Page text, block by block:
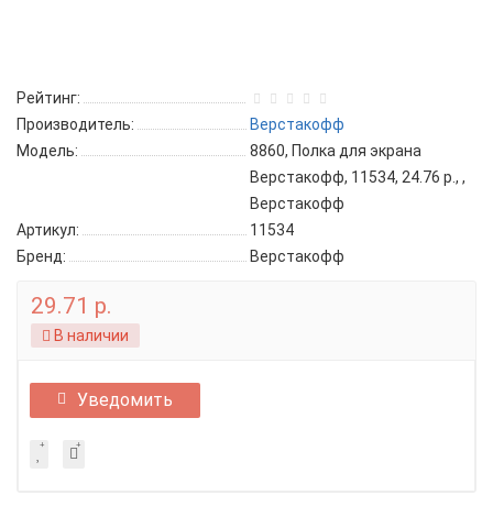
Рейтинг:
Производитель:
Верстакофф
Модель:
8860, Полка для экрана
Верстакофф, 11534, 24.76 р., ,
Верстакофф
Артикул:
11534
Бренд:
Верстакофф
29.71 р.
В наличии
Уведомить